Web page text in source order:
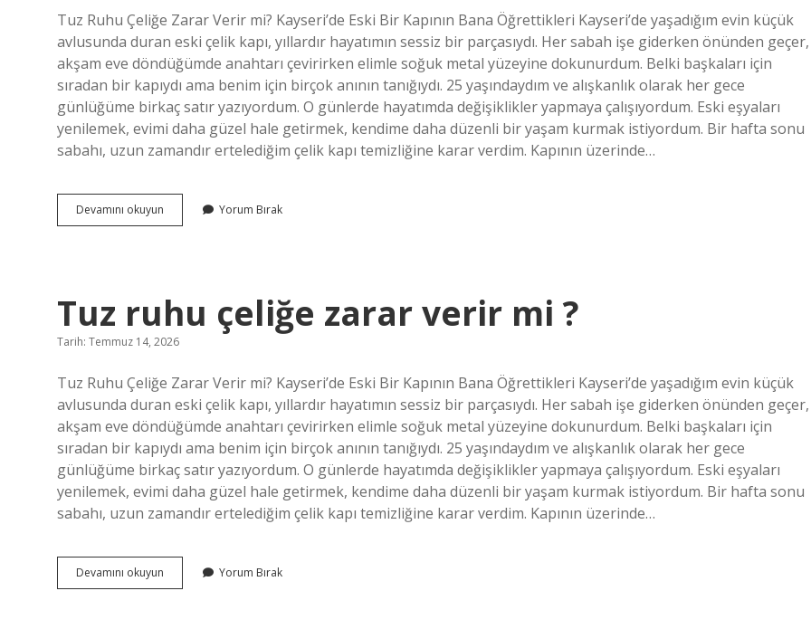
Tuz Ruhu Çeliğe Zarar Verir mi? Kayseri’de Eski Bir Kapının Bana Öğrettikleri Kayseri’de yaşadığım evin küçük
avlusunda duran eski çelik kapı, yıllardır hayatımın sessiz bir parçasıydı. Her sabah işe giderken önünden geçer,
akşam eve döndüğümde anahtarı çevirirken elimle soğuk metal yüzeyine dokunurdum. Belki başkaları için
sıradan bir kapıydı ama benim için birçok anının tanığıydı. 25 yaşındaydım ve alışkanlık olarak her gece
günlüğüme birkaç satır yazıyordum. O günlerde hayatımda değişiklikler yapmaya çalışıyordum. Eski eşyaları
yenilemek, evimi daha güzel hale getirmek, kendime daha düzenli bir yaşam kurmak istiyordum. Bir hafta sonu
sabahı, uzun zamandır ertelediğim çelik kapı temizliğine karar verdim. Kapının üzerinde…
Devamını okuyun
ruhu
Yorum Bırak
Tuz ruhu çeliğe zarar verir mi ?
Tarih: Temmuz 14, 2026
Tuz Ruhu Çeliğe Zarar Verir mi? Kayseri’de Eski Bir Kapının Bana Öğrettikleri Kayseri’de yaşadığım evin küçük
avlusunda duran eski çelik kapı, yıllardır hayatımın sessiz bir parçasıydı. Her sabah işe giderken önünden geçer,
akşam eve döndüğümde anahtarı çevirirken elimle soğuk metal yüzeyine dokunurdum. Belki başkaları için
sıradan bir kapıydı ama benim için birçok anının tanığıydı. 25 yaşındaydım ve alışkanlık olarak her gece
günlüğüme birkaç satır yazıyordum. O günlerde hayatımda değişiklikler yapmaya çalışıyordum. Eski eşyaları
yenilemek, evimi daha güzel hale getirmek, kendime daha düzenli bir yaşam kurmak istiyordum. Bir hafta sonu
sabahı, uzun zamandır ertelediğim çelik kapı temizliğine karar verdim. Kapının üzerinde…
Devamını okuyun
ruhu
Yorum Bırak